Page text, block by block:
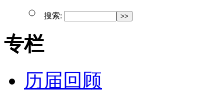
搜索:
专栏
历届回顾